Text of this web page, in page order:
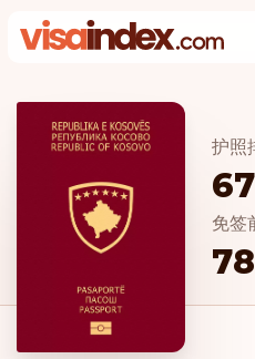
护照
67
免签
78